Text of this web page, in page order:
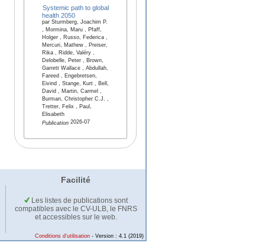
Systemic path to global
health 2050
par Sturmberg, Joachim P.
, Mormina, Maru , Pfaff,
Holger , Russo, Federica ,
Mercuri, Mathew , Preiser,
Rika , Ridde, Valéry ,
Delobelle, Peter , Brown,
Garrett Wallace , Abdullah,
Fareed , Engebretsen,
Eivind , Stange, Kurt , Bell,
David , Martin, Carmel ,
Burman, Christopher C.J. ,
Tretter, Felix , Paul,
Elisabeth
Publication2026-07
Facilité
Les listes de publications sont
compatibles avec le CV-ULB, le FNRS
et accessibles sur le web.
Conditions d'utilisation - Version : 4.1 (2019)